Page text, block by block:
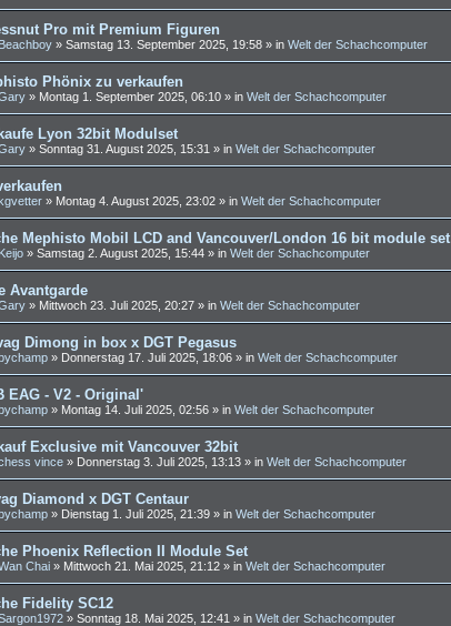
Pro mit Premium Figuren
Beachboy » Samstag 13. September 2025, 19:58 » in Welt der Schachcomputer
Phönix zu verkaufen
» Montag 1. September 2025, 06:10 » in Welt der Schachcomputer
Lyon 32bit Modulset
» Sonntag 31. August 2025, 15:31 » in Welt der Schachcomputer
» Montag 4. August 2025, 23:02 » in Welt der Schachcomputer
Mephisto Mobil LCD and Vancouver/London 16 bit module set
Keijo » Samstag 2. August 2025, 15:44 » in Welt der Schachcomputer
Avantgarde
» Mittwoch 23. Juli 2025, 20:27 » in Welt der Schachcomputer
Dimong in box x DGT Pegasus
» Donnerstag 17. Juli 2025, 18:06 » in Welt der Schachcomputer
EAG - V2 - Original'
» Montag 14. Juli 2025, 02:56 » in Welt der Schachcomputer
Exclusive mit Vancouver 32bit
vince » Donnerstag 3. Juli 2025, 13:13 » in Welt der Schachcomputer
Diamond x DGT Centaur
» Dienstag 1. Juli 2025, 21:39 » in Welt der Schachcomputer
Phoenix Reflection II Module Set
Chai » Mittwoch 21. Mai 2025, 21:12 » in Welt der Schachcomputer
Fidelity SC12
» Sonntag 18. Mai 2025, 12:41 » in Welt der Schachcomputer